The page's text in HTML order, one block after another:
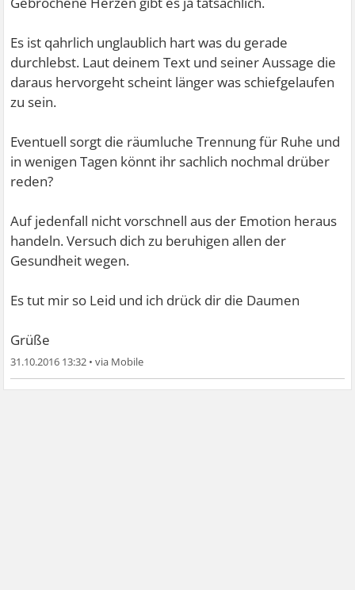
Es ist qahrlich unglaublich hart was du gerade
durchlebst. Laut deinem Text und seiner Aussage die
daraus hervorgeht scheint länger was schiefgelaufen
zu sein.
Eventuell sorgt die räumluche Trennung für Ruhe und
in wenigen Tagen könnt ihr sachlich nochmal drüber
reden?
Auf jedenfall nicht vorschnell aus der Emotion heraus
handeln. Versuch dich zu beruhigen allen der
Gesundheit wegen.
Es tut mir so Leid und ich drück dir die Daumen
Grüße
31.10.2016 13:32 •